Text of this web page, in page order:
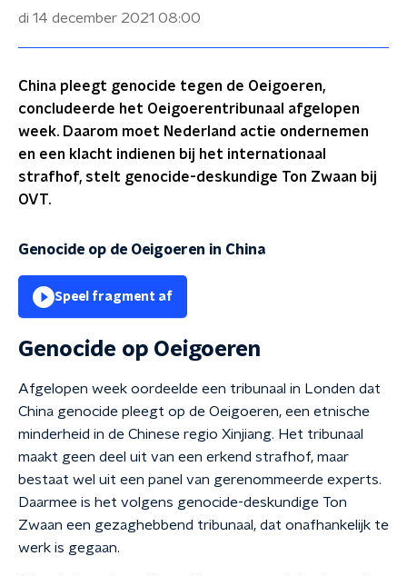
di 14 december 2021 08:00
China pleegt genocide tegen de Oeigoeren,
concludeerde het Oeigoerentribunaal afgelopen
week. Daarom moet Nederland actie ondernemen
en een klacht indienen bij het internationaal
strafhof, stelt genocide-deskundige Ton Zwaan bij
OVT.
Genocide op de Oeigoeren in China
Speel fragment af
Genocide op Oeigoeren
Afgelopen week oordeelde een tribunaal in Londen dat
China genocide pleegt op de Oeigoeren, een etnische
minderheid in de Chinese regio Xinjiang. Het tribunaal
maakt geen deel uit van een erkend strafhof, maar
bestaat wel uit een panel van gerenommeerde experts.
Daarmee is het volgens genocide-deskundige Ton
Zwaan een gezaghebbend tribunaal, dat onafhankelijk te
werk is gegaan.